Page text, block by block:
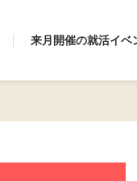
来月開催の就活イベ